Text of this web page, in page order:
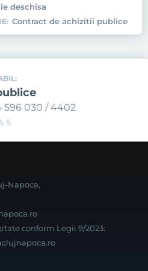
deschisa
Contract de achizitii publice
596 030 / 4402
5
Napoca,
conform Legii 9/2023: